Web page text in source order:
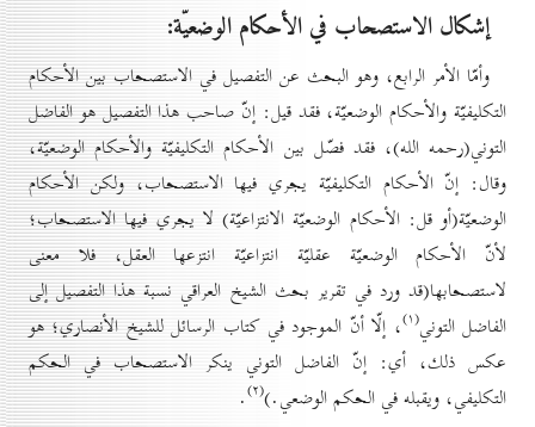
إشكال الاستصحاب في الأحكام الوضعيّة:
وأمّا الأمر الرابع، وهو البحث عن التفصيل في الاستصحاب بين الأحكام
التكليفيّة والأحكام الوضعيّة، فقد قيل: إنّ صاحب هذا التفصيل هو الفاضل
التوني(رحمه الله)، فقد فصّل بين الأحكام التكليفيّة والأحكام الوضعيّة،
وقال: إنّ الأحكام التكليفيّة يجري فيها الاستصحاب، ولكن الأحكام
الوضعيّة(أو قل: الأحكام الوضعيّة الانتزاعيّة) لا يجري فيها الاستصحاب؛
لأنّ الأحكام الوضعيّة عقليّة انتزاعيّة انتزعها العقل، فلا معنى
لاستصحابها(قد ورد في تقرير بحث الشيخ العراقي نسبة هذا التفصيل إلى
الفاضل التوني(۱) ، إلّا أنّ الموجود في كتاب الرسائل للشيخ الأنصاري؛ هو
عكس ذلك، أي: إنّ الفاضل التوني ينكر الاستصحاب في الحكم
التكليفي، ويقبله في الحكم الوضعي.)(۲) .